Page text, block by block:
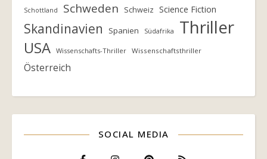
Schottland Schweden Schweiz Science Fiction
Skandinavien Spanien Südafrika Thriller
USA Wissenschafts-Thriller Wissenschaftsthriller
Österreich
SOCIAL MEDIA